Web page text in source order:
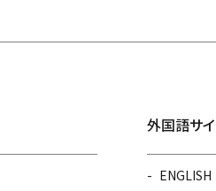
外国語サ
ENGLISH